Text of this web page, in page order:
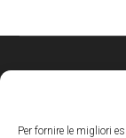
Per fornire le migliori
© 2026